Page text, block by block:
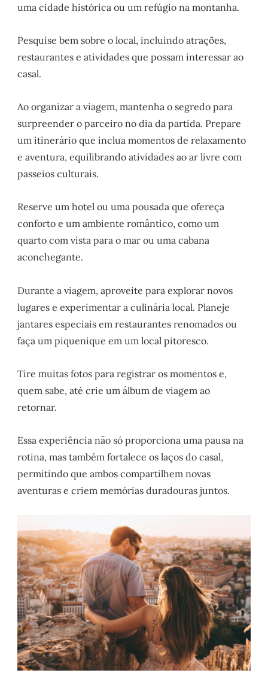
uma cidade histórica ou um refúgio na montanha.
Pesquise bem sobre o local, incluindo atrações,
restaurantes e atividades que possam interessar ao
casal.
Ao organizar a viagem, mantenha o segredo para
surpreender o parceiro no dia da partida. Prepare
um itinerário que inclua momentos de relaxamento
e aventura, equilibrando atividades ao ar livre com
passeios culturais.
Reserve um hotel ou uma pousada que ofereça
conforto e um ambiente romântico, como um
quarto com vista para o mar ou uma cabana
aconchegante.
Durante a viagem, aproveite para explorar novos
lugares e experimentar a culinária local. Planeje
jantares especiais em restaurantes renomados ou
faça um piquenique em um local pitoresco.
Tire muitas fotos para registrar os momentos e,
quem sabe, até crie um álbum de viagem ao
retornar.
Essa experiência não só proporciona uma pausa na
rotina, mas também fortalece os laços do casal,
permitindo que ambos compartilhem novas
aventuras e criem memórias duradouras juntos.